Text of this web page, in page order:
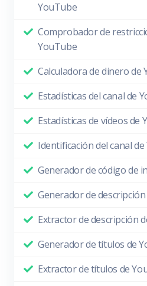
YouTube
Comprobador de
YouTube
Calculadora de dinero de
Estadísticas del canal de
Estadísticas de vídeos de
Identificación del canal
Generador de código de
Generador de
Extractor de descripción
Generador de títulos de
Extractor de títulos de